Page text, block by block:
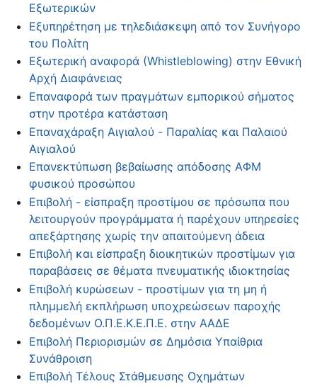
Εξωτερικών
Εξυπηρέτηση με τηλεδιάσκεψη από τον Συνήγορο
του Πολίτη
Εξωτερική αναφορά (Whistleblowing) στην Εθνική
Αρχή Διαφάνειας
Επαναφορά των πραγμάτων εμπορικού σήματος
στην προτέρα κατάσταση
Επαναχάραξη Αιγιαλού - Παραλίας και Παλαιού
Αιγιαλού
Επανεκτύπωση βεβαίωσης απόδοσης ΑΦΜ
φυσικού προσώπου
Επιβολή - είσπραξη προστίμου σε πρόσωπα που
λειτουργούν προγράμματα ή παρέχουν υπηρεσίες
απεξάρτησης χωρίς την απαιτούμενη άδεια
Επιβολή και είσπραξη διοικητικών προστίμων για
παραβάσεις σε θέματα πνευματικής ιδιοκτησίας
Επιβολή κυρώσεων - προστίμων για τη μη ή
πλημμελή εκπλήρωση υποχρεώσεων παροχής
δεδομένων Ο.Π.Ε.Κ.Ε.Π.Ε. στην ΑΑΔΕ
Επιβολή Περιορισμών σε Δημόσια Υπαίθρια
Συνάθροιση
Επιβολή Τέλους Στάθμευσης Οχημάτων